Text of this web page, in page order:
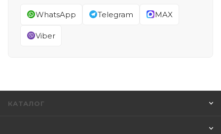
WhatsApp Telegram MAX
Viber
КАТАЛОГ